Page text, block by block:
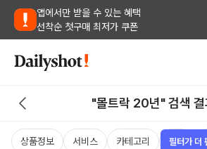
앱에서만 받을 수 있는 혜택
선착순 첫구매 최저가 쿠폰
"몰트락 20년" 검색 결
상품정보 서비스 카테고리 가격
필터가 더